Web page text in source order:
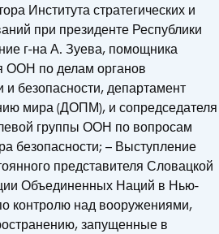
Института стратегических и
при президенте Республики
г-на А. Зуева, помощника
ООН по делам органов
и безопасности, департамент
мира (ДОПМ), и сопредседателя
группы ООН по вопросам
безопасности; – Выступление
представителя Словацкой
Объединенных Наций в Нью-
контролю над вооружениями,
запущенные в